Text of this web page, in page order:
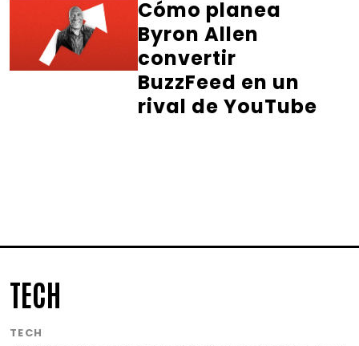
Cómo planea
Byron Allen
convertir
BuzzFeed en un
rival de YouTube
TECH
TECH